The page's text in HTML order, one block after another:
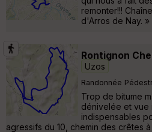
remonter!!!
d'Arros de Nay. »
Rontignon
Uzos
Randonnée
Trop de bitume
dénivelée et vue
indispensables
agressifs du 10, chemin des crêtes